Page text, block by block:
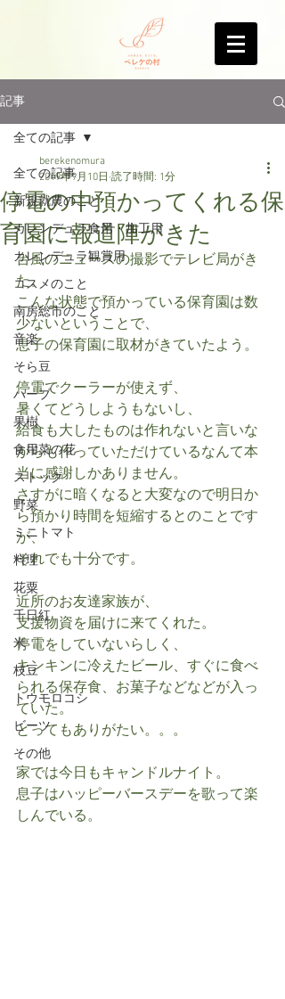
記事
全ての記事
新規就農のこと
カレンデュラ食用・加工用
カレンデュラ観賞用
コスメのこと
南房総市のこと
音楽
そら豆
ハーブ
果樹
食用菜の花
ストック
野菜
ミニトマト
料理
花粟
千日紅
米
枝豆
トウモロコシ
ビーツ
その他
全ての記事
停電の中預かってくれる保
育園に報道陣がきた
berekenomura
2019年9月10日 読了時間: 1分
台風のニュースの撮影でテレビ局がき
た。
こんな状態で預かっている保育園は数
少ないということで、
息子の保育園に取材がきていたよう。
停電でクーラーが使えず、
暑くてどうしようもないし、
給食も大したものは作れないと言いな
がらも作っていただけているなんて本
当に感謝しかありません。
さすがに暗くなると大変なので明日か
ら預かり時間を短縮するとのことです
が、
それでも十分です。
近所のお友達家族が、
支援物資を届けに来てくれた。
停電をしていないらしく、
キンキンに冷えたビール、すぐに食べ
られる保存食、お菓子などなどが入っ
ていた。
とってもありがたい。。。
家では今日もキャンドルナイト。
息子はハッピーバースデーを歌って楽
しんでいる。